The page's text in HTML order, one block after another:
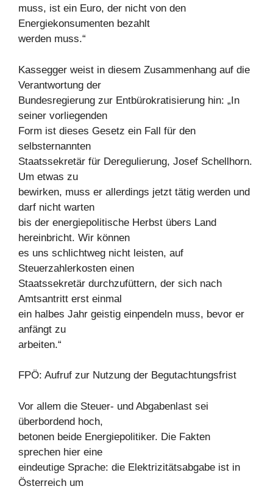
muss, ist ein Euro, der nicht von den
Energiekonsumenten bezahlt
werden muss.“
Kassegger weist in diesem Zusammenhang auf die
Verantwortung der
Bundesregierung zur Entbürokratisierung hin: „In
seiner vorliegenden
Form ist dieses Gesetz ein Fall für den
selbsternannten
Staatssekretär für Deregulierung, Josef Schellhorn.
Um etwas zu
bewirken, muss er allerdings jetzt tätig werden und
darf nicht warten
bis der energiepolitische Herbst übers Land
hereinbricht. Wir können
es uns schlichtweg nicht leisten, auf
Steuerzahlerkosten einen
Staatssekretär durchzufüttern, der sich nach
Amtsantritt erst einmal
ein halbes Jahr geistig einpendeln muss, bevor er
anfängt zu
arbeiten.“
FPÖ: Aufruf zur Nutzung der Begutachtungsfrist
Vor allem die Steuer- und Abgabenlast sei
überbordend hoch,
betonen beide Energiepolitiker. Die Fakten
sprechen hier eine
eindeutige Sprache: die Elektrizitätsabgabe ist in
Österreich um